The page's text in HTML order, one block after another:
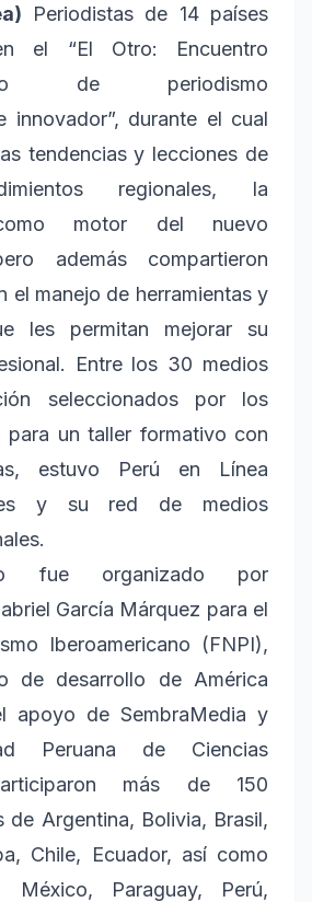
Periodistas de 14 países
el “El Otro: Encuentro
de periodismo
innovador”, durante el cual
tendencias y lecciones de
regionales, la
motor del nuevo
además compartieron
el manejo de herramientas y
les permitan mejorar su
Entre los 30 medios
seleccionados por los
para un taller formativo con
estuvo Perú en Línea
y su red de medios
fue organizado por
García Márquez para el
Iberoamericano (FNPI),
de desarrollo de América
apoyo de SembraMedia y
Peruana de Ciencias
más de 150
de Argentina, Bolivia, Brasil,
Chile, Ecuador, así como
México, Paraguay, Perú,